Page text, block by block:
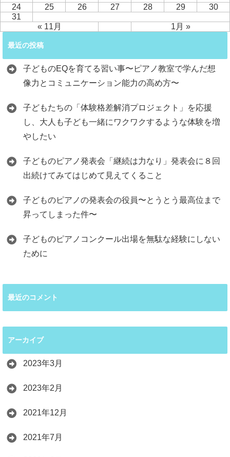
« 11月 1月 »
24
25 26 27 28 29
30
31
最近の投稿
子どものEQを育てる習い事〜ピアノ教室で学んだ想
像力とコミュニケーション能力の高め方〜
子どもたちの「体験格差解消プロジェクト」を応援
し、大人も子ども一緒にワクワクするような体験を増
やしたい
子どものピアノ発表会「継続は力なり」発表会に８回
出続けてみてはじめて見えてくること
子どものピアノの発表会の役員〜とうとう最高位まで
昇ってしまった件〜
子どものピアノコンクール出場を無駄な経験にしない
ために
最近のコメント
アーカイブ
2023年3月
2023年2月
2021年12月
2021年7月